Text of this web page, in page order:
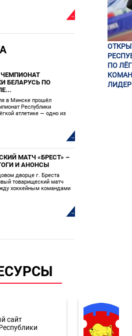
БЕЛАРУСЬ ПО
в Минске прошёл
Республики
атлетике — одно из
МАТЧ «БРЕСТ» –
И АНОНСЫ
дворце г. Бреста
товарищеский матч
хоккейным командами
ПО
сайт